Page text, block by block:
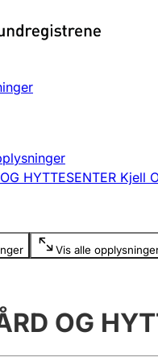
HYTTESENTER Kjell
Vis alle
OG